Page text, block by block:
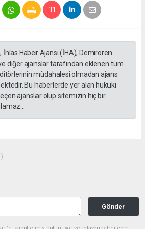
İhlas Haber Ajansı (İHA), Demirören
diğer ajanslar tarafından eklenen tüm
müdahalesi olmadan ajans
Bu haberlerde yer alan hukuki
ajanslar olup sitemizin hiç bir
Gönder